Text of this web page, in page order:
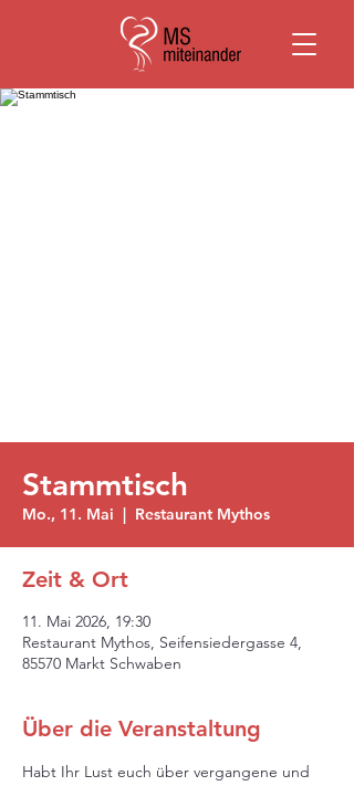
Stammtisch
Mo., 11. Mai
  |
Restaurant Mythos
Zeit & Ort
11. Mai 2026, 19:30
Restaurant Mythos, Seifensiedergasse 4,
85570 Markt Schwaben
Über die Veranstaltung
Habt Ihr Lust euch über vergangene und